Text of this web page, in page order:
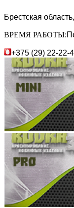
Брестская
ВРЕМЯ РАБОТЫ:
+375 (29) 22-22-